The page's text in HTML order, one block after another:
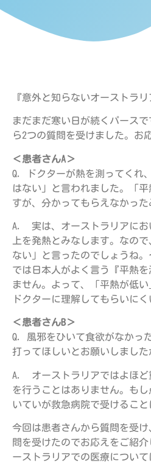
『意外と知らないオーストラリ
まだまだ寒い日が続くパース
ら2つの質問を受けました。お
＜患者さんA＞
Q. ドクターが熱を測ってくれ
はない」と言われました。「
すが、分かってもらえなかった
A. 実は、オーストラリアに
上を発熱とみなします。なの
ない」と言ったのでしょうね
では日本人がよく言う『平熱
ません。よって、「平熱が低
ドクターに理解してもらいにく
＜患者さんB＞
Q. 風邪をひいて食欲がなかっ
打ってほしいとお願いしました
A. オーストラリアではよほど
を行うことはありません。も
いていが救急病院で受けること
今回は患者さんから質問を受
問を受けたのでお応えをご紹
ーストラリアでの医療につい